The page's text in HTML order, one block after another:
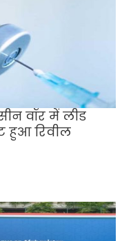
वॉर में लीड
हुआ रिवील